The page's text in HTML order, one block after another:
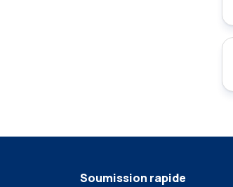
Soumission rapide